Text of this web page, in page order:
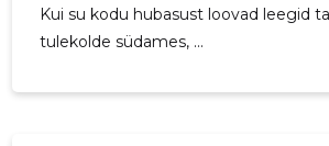
Kui su kodu hubasust loovad leegid
tulekolde südames, ...